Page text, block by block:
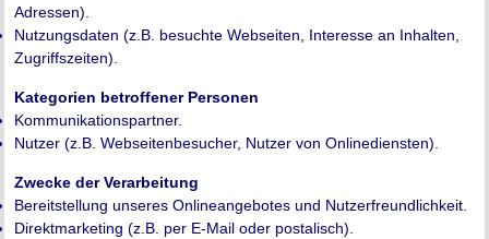
Adressen).
Nutzungsdaten (z.B. besuchte Webseiten, Interesse an Inhalten,
Zugriffszeiten).
Kategorien betroffener Personen
Kommunikationspartner.
Nutzer (z.B. Webseitenbesucher, Nutzer von Onlinediensten).
Zwecke der Verarbeitung
Bereitstellung unseres Onlineangebotes und Nutzerfreundlichkeit.
Direktmarketing (z.B. per E-Mail oder postalisch).